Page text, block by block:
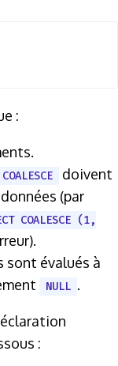
:
COALESCE
doivent
(par
COALESCE (1,
sont évalués à
NULL .
: